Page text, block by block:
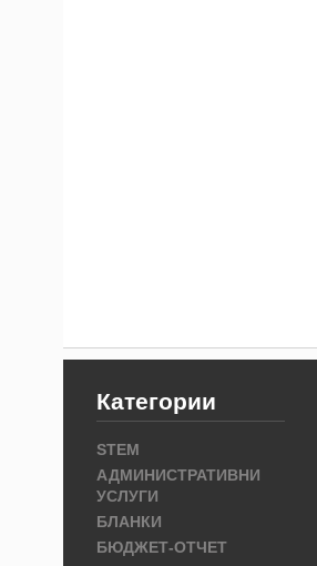
Категории
STEM
АДМИНИСТРАТИВНИ
УСЛУГИ
БЛАНКИ
БЮДЖЕТ-ОТЧЕТ